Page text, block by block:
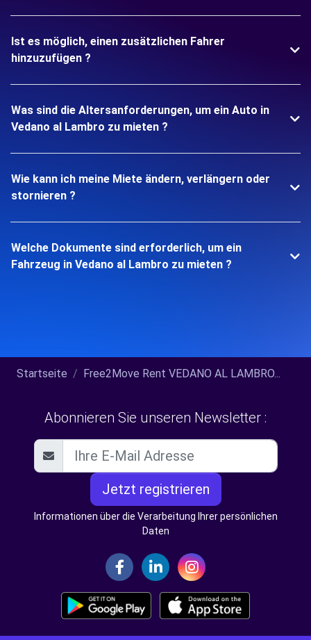
Ist es möglich, einen zusätzlichen Fahrer
hinzuzufügen ?
Was sind die Altersanforderungen, um ein Auto in
Vedano al Lambro zu mieten ?
Wie kann ich meine Miete ändern, verlängern oder
stornieren ?
Welche Dokumente sind erforderlich, um ein
Fahrzeug in Vedano al Lambro zu mieten ?
Startseite Free2Move Rent VEDANO AL LAMBRO...
Abonnieren Sie unseren Newsletter :
Jetzt registrieren
Informationen über die Verarbeitung Ihrer persönlichen
Daten